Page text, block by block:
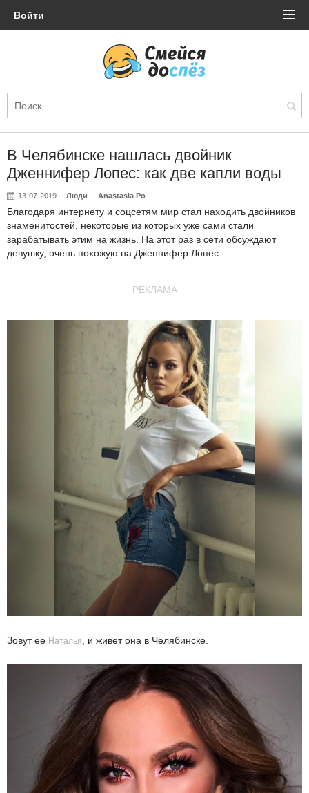
Войти
В Челябинске нашлась двойник
Дженнифер Лопес: как две капли воды
13-07-2019 Люди Anastasia Po
Благодаря интернету и соцсетям мир стал находить двойников
знаменитостей, некоторые из которых уже сами стали
зарабатывать этим на жизнь. На этот раз в сети обсуждают
девушку, очень похожую на Дженнифер Лопес.
РЕКЛАМА
Зовут ее Наталья , и живет она в Челябинске.